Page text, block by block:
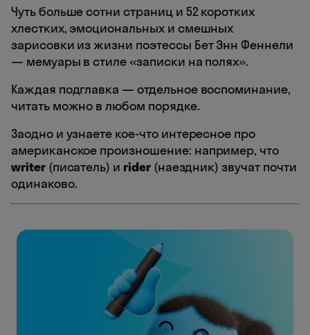
Чуть больше сотни страниц и 52 коротких
хлестких, эмоциональных и смешных
зарисовки из жизни поэтессы Бет Энн Феннели
— мемуары в стиле «записки на полях».
Каждая подглавка — отдельное воспоминание,
читать можно в любом порядке.
Заодно и узнаете кое-что интересное про
американское произношение: например, что
writer(писатель) и rider(наездник) звучат почти
одинаково.